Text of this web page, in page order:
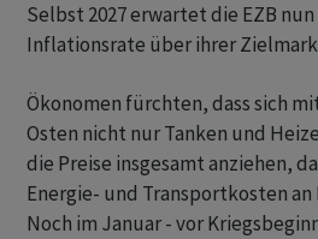
Selbst 2027 erwartet die EZB
Inflationsrate über ihrer
Ökonomen fürchten, dass sich
Osten nicht nur Tanken und
die Preise insgesamt anziehen,
Energie- und Transportkosten
Noch im Januar - vor